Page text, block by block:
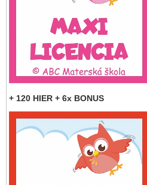
+ 120 HIER + 6x BONUS